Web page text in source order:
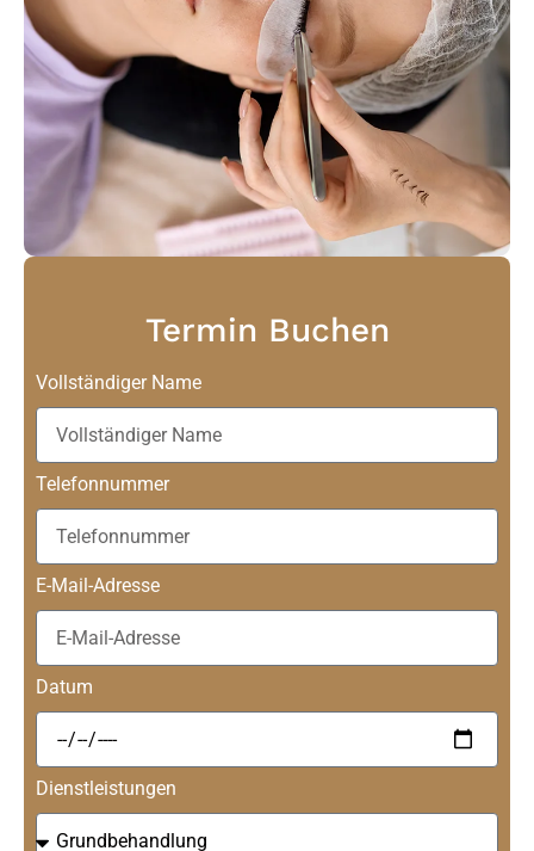
Termin Buchen
Vollständiger Name
Telefonnummer
E-Mail-Adresse
Datum
Dienstleistungen